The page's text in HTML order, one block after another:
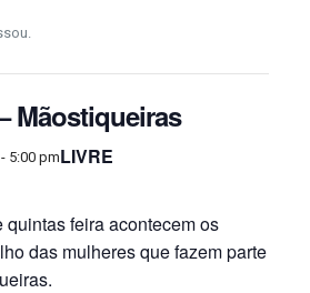
Mãostiqueiras
- 5:00 pmLIVRE
quintas feira acontecem os
das mulheres que fazem parte